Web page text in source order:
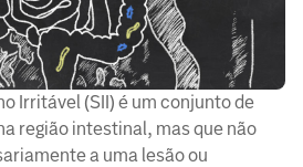
Irritável (SII) é um conjunto de
região intestinal, mas que não
a uma lesão ou